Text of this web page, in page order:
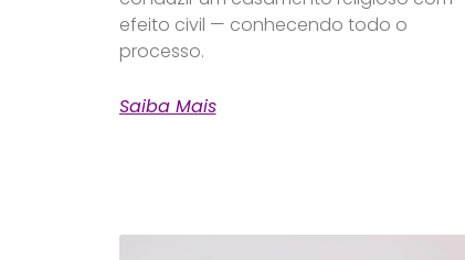
efeito civil — conhecendo todo o
processo.
Saiba Mais